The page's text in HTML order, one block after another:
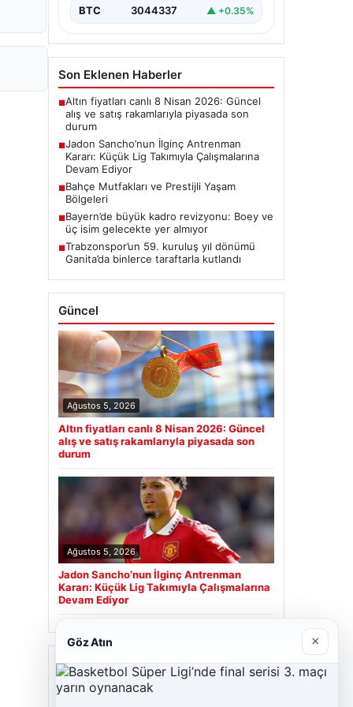
Jadon Sancho, kariyerine yeni…
BTC 3044337 ▲ +0.35%
Son Eklenen Haberler
■Altın fiyatları canlı 8 Nisan 2026: Güncel
alış ve satış rakamlarıyla piyasada son
durum
■Jadon Sancho’nun İlginç Antrenman
Kararı: Küçük Lig Takımıyla Çalışmalarına
Devam Ediyor
■Bahçe Mutfakları ve Prestijli Yaşam
Bölgeleri
■Bayern’de büyük kadro revizyonu: Boey ve
üç isim gelecekte yer almıyor
■Trabzonspor’un 59. kuruluş yıl dönümü
Ganita’da binlerce taraftarla kutlandı
Güncel
Ağustos 5, 2026
Altın fiyatları canlı 8 Nisan 2026: Güncel
alış ve satış rakamlarıyla piyasada son
durum
Ağustos 5, 2026
Jadon Sancho’nun İlginç Antrenman
Kararı: Küçük Lig Takımıyla Çalışmalarına
Devam Ediyor
Son Eklenen Firmalar
Göz Atın ×